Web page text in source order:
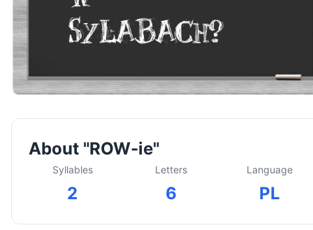
About "ROW-ie"
Syllables
2
Letters
6
Language
PL